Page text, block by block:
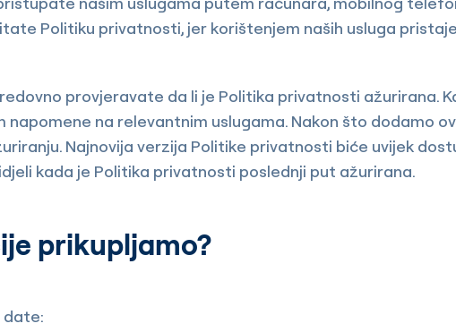
Politiku privatnosti, jer korištenjem naših usluga
provjeravate da li je Politika privatnosti ažurirana.
napomene na relevantnim uslugama. Nakon što dodamo
Najnovija verzija Politike privatnosti biće uvijek
kada je Politika privatnosti poslednji put ažurirana.
prikupljamo?
date: